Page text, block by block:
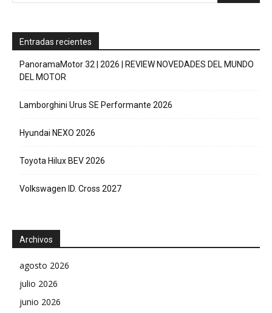
Entradas recientes
PanoramaMotor 32 | 2026 | REVIEW NOVEDADES DEL MUNDO
DEL MOTOR
Lamborghini Urus SE Performante 2026
Hyundai NEXO 2026
Toyota Hilux BEV 2026
Volkswagen ID. Cross 2027
Archivos
agosto 2026
julio 2026
junio 2026